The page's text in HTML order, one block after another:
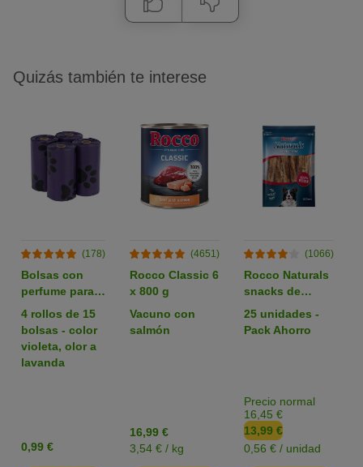
Quizás también te interese
(178)
Bolsas con
perfume para
heces
4 rollos de 15
bolsas - color
violeta, olor a
lavanda
0,99 €
(4651)
Rocco Classic 6
x 800 g
Vacuno con
salmón
16,99 €
3,54 € / kg
(1066)
Rocco Naturals
snacks de
nervio de buey
para perros
25 unidades -
Pack Ahorro
Precio normal
16,45 €
13,99 €
0,56 € / unidad